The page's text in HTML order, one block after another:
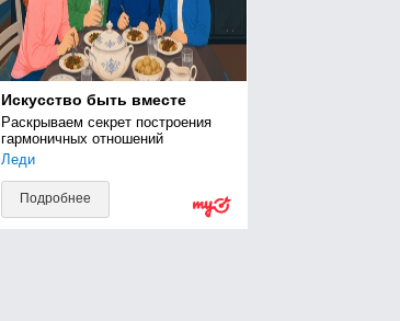
Искусство быть вместе
Раскрываем секрет построения
гармоничных отношений
Леди
Подробнее